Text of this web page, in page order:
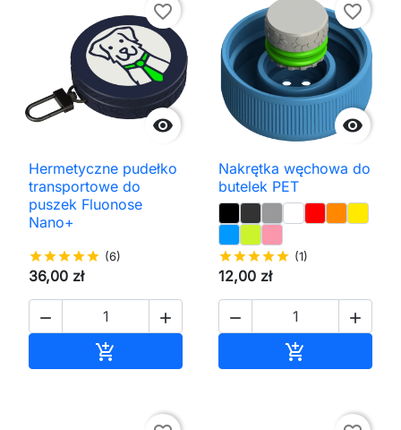

favorite_border
Hermetyczne pudełko
transportowe do
puszek Fluonose
Nano+
starstarstarstarstar (6)
36,00 zł
 


favorite_border
Nakrętka węchowa do
butelek PET
starstarstarstarstar (1)
12,00 zł
 
